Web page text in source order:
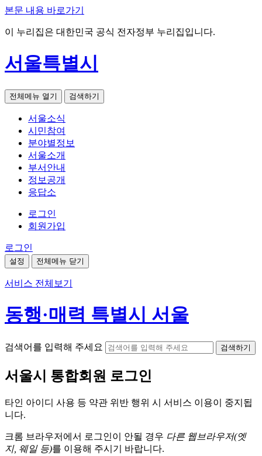
본문 내용 바로가기
이 누리집은 대한민국 공식 전자정부 누리집입니다.
서울특별시
전체메뉴 열기 검색하기
서울소식
시민참여
분야별정보
서울소개
부서안내
정보공개
응답소
로그인
회원가입
로그인
설정 전체메뉴 닫기
서비스 전체보기
동행·매력 특별시 서울
검색어를 입력해 주세요 검색하기
서울시 통합회원 로그인
타인 아이디 사용 등 약관 위반 행위 시 서비스 이용이 중지됩
니다.
크롬 브라우저에서 로그인이 안될 경우 다른 웹브라우저(엣
지, 웨일 등)를 이용해 주시기 바랍니다.